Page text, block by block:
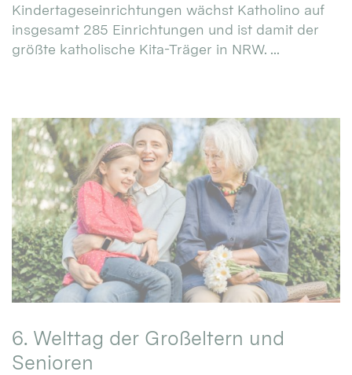
Kindertageseinrichtungen wächst Katholino auf
insgesamt 285 Einrichtungen und ist damit der
größte katholische Kita-Träger in NRW. ...
6. Welttag der Großeltern und
Senioren